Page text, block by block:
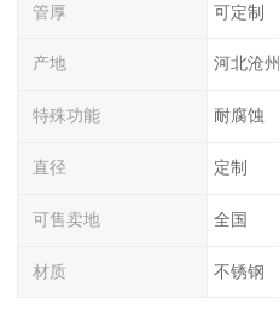
管厚 可定制
产地 河北沧州
特殊功能 耐腐蚀
直径 定制
可售卖地 全国
材质 不锈钢